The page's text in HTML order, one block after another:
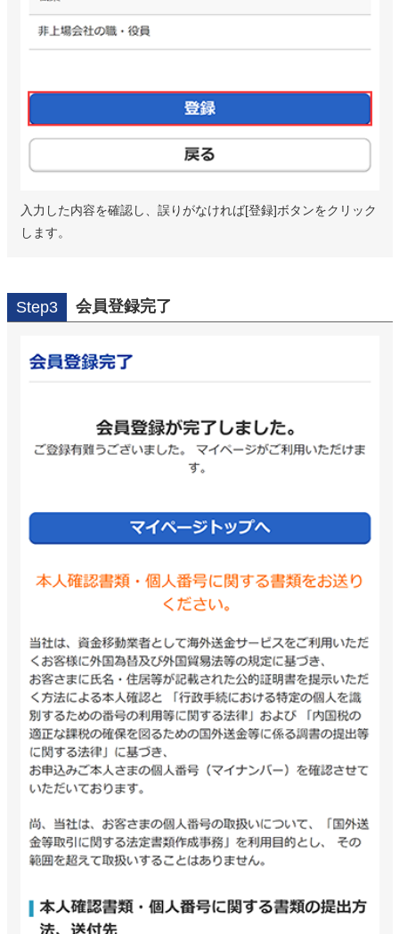
入力した内容を確認し、誤りがなければ[登録]ボタンをクリック
します。
Step3 会員登録完了